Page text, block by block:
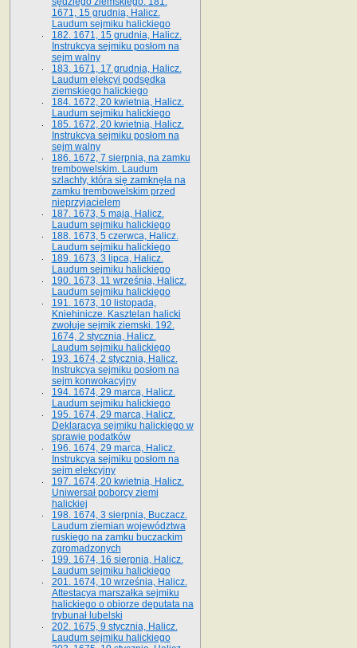
1671, 15 grudnia, Halicz.
Laudum sejmiku halickiego
182. 1671, 15 grudnia, Halicz.
Instrukcya sejmiku posłom na
sejm walny
183. 1671, 17 grudnia, Halicz.
Laudum elekcyi podsędka
ziemskiego halickiego
184. 1672, 20 kwietnia, Halicz.
Laudum sejmiku halickiego
185. 1672, 20 kwietnia, Halicz.
Instrukcya sejmiku posłom na
sejm walny
186. 1672, 7 sierpnia, na zamku
trembowelskim. Laudum
szlachty, która się zamknęła na
zamku trembowelskim przed
nieprzyjacielem
187. 1673, 5 maja, Halicz.
Laudum sejmiku halickiego
188. 1673, 5 czerwca, Halicz.
Laudum sejmiku halickiego
189. 1673, 3 lipca, Halicz.
Laudum sejmiku halickiego
190. 1673, 11 września, Halicz.
Laudum sejmiku halickiego
191. 1673, 10 listopada,
Kniehinicze. Kasztelan halicki
zwołuje sejmik ziemski. 192.
1674, 2 stycznia, Halicz.
Laudum sejmiku halickiego
193. 1674, 2 stycznia, Halicz.
Instrukcya sejmiku posłom na
sejm konwokacyjny
194. 1674, 29 marca, Halicz.
Laudum sejmiku halickiego
195. 1674, 29 marca, Halicz.
Deklaracya sejmiku halickiego w
sprawie podatków
196. 1674, 29 marca, Halicz.
Instrukcya sejmiku posłom na
sejm elekcyjny
197. 1674, 20 kwietnia, Halicz.
Uniwersał poborcy ziemi
halickiej
198. 1674, 3 sierpnia, Buczacz.
Laudum ziemian województwa
ruskiego na zamku buczackim
zgromadzonych
199. 1674, 16 sierpnia, Halicz.
Laudum sejmiku halickiego
201. 1674, 10 września, Halicz.
Attestacya marszałka sejmiku
halickiego o obiorze deputata na
trybunał lubelski
202. 1675, 9 stycznia, Halicz.
Laudum sejmiku halickiego